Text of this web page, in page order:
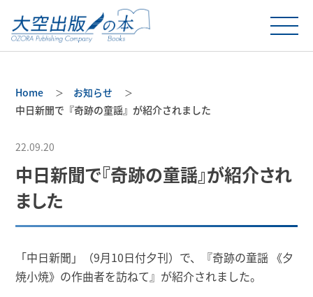
Home
お知らせ
中日新聞で『奇跡の童謡』が紹介されました
22.09.20
中日新聞で『奇跡の童謡』が紹介され
ました
「中日新聞」（9月10日付夕刊）で、『奇跡の童謡 《夕
焼小焼》の作曲者を訪ねて』が紹介されました。